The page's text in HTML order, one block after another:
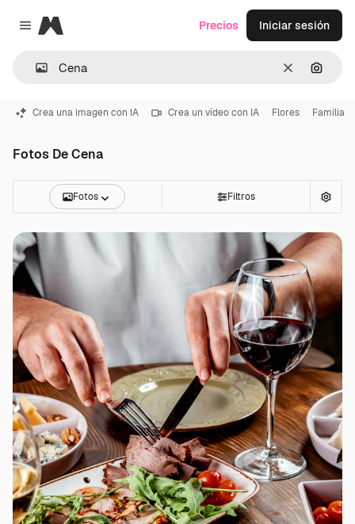
Close menu
Magnific
Borrar
Precios Iniciar sesión
Crea una imagen con IA Crea un vídeo con IA Flores Familia
Fotos De Cena
Fotos Filtros